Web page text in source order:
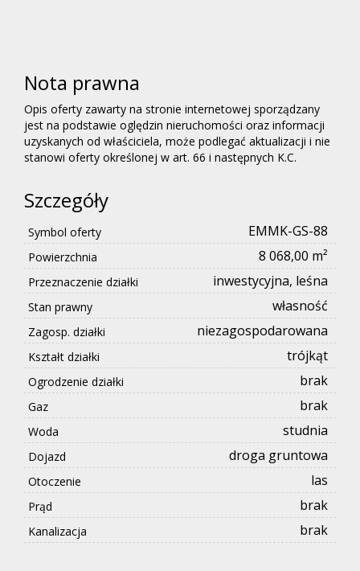
Nota prawna
Opis oferty zawarty na stronie internetowej sporządzany
jest na podstawie oględzin nieruchomości oraz informacji
uzyskanych od właściciela, może podlegać aktualizacji i nie
stanowi oferty określonej w art. 66 i następnych K.C.
Szczegóły
Symbol oferty EMMK-GS-88
Powierzchnia 8 068,00 m²
Przeznaczenie działki inwestycyjna, leśna
Stan prawny własność
Zagosp. działki niezagospodarowana
Kształt działki trójkąt
Ogrodzenie działki brak
Gaz brak
Woda studnia
Dojazd droga gruntowa
Otoczenie las
Prąd brak
Kanalizacja brak